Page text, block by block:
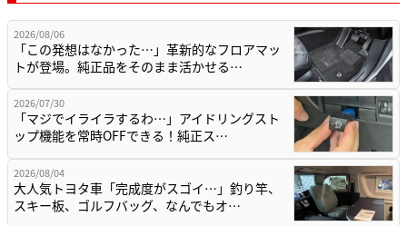
2026/08/06
「この発想はなかった…」革新的なフロアマッ
トが登場。純正品をそのまま活かせる…
2026/07/30
「マジでイライラするわ…」アイドリングスト
ップ機能を常時OFFできる！純正ス…
2026/08/04
大人気トヨタ車「完成度がスゴイ…」釣り竿、
スキー板、ゴルフバッグ、なんでもオ…